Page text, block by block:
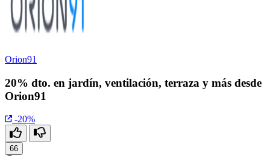
Orion91
20% dto. en jardín, ventilación, terraza y más desde
Orion91
-20%
66